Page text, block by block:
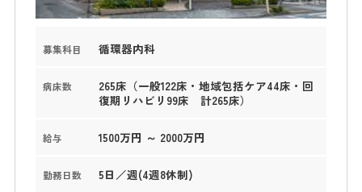
募集科目 循環器内科
病床数
265床（一般122床・地域包括ケア44床・回
復期リハビリ99床 計265床）
給与 1500万円 ～ 2000万円
勤務日数 5日／週(4週8休制)